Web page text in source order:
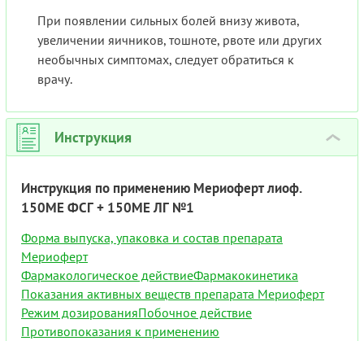
При появлении сильных болей внизу живота,
увеличении яичников, тошноте, рвоте или других
необычных симптомах, следует обратиться к
врачу.
Инструкция ›
Инструкция по применению Мериоферт лиоф.
150МЕ ФСГ + 150МЕ ЛГ №1
Форма выпуска, упаковка и состав препарата
Мериоферт
Фармакологическое действиеФармакокинетика
Показания активных веществ препарата Мериоферт
Режим дозированияПобочное действие
Противопоказания к применению